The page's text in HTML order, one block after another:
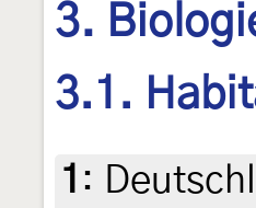
3.
3.1.
1 :